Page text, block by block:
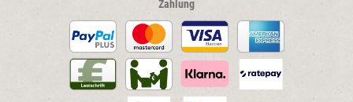
Zahlung